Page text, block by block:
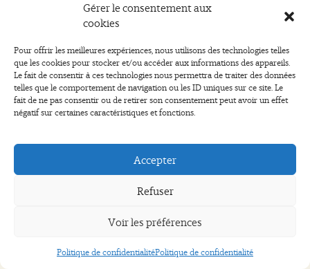
Gérer le consentement aux
cookies
Pour offrir les meilleures expériences, nous utilisons des technologies telles
que les cookies pour stocker et/ou accéder aux informations des appareils.
Le fait de consentir à ces technologies nous permettra de traiter des données
telles que le comportement de navigation ou les ID uniques sur ce site. Le
fait de ne pas consentir ou de retirer son consentement peut avoir un effet
négatif sur certaines caractéristiques et fonctions.
Accepter
Refuser
Voir les préférences
Politique de confidentialitéPolitique de confidentialité
Envoyer
Contact Partenaires
Mentions légales
Politique de confidentialité